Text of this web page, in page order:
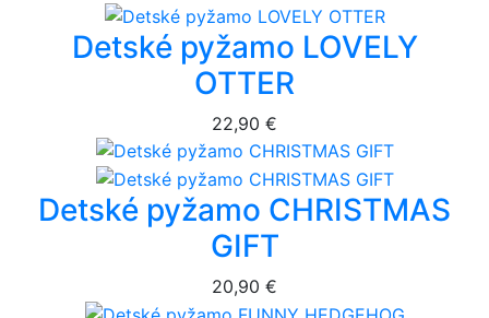
Detské pyžamo LOVELY
OTTER
22,90 €
Detské pyžamo CHRISTMAS
GIFT
20,90 €